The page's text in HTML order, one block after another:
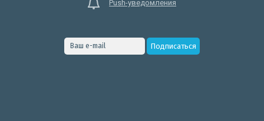
Push-уведомления